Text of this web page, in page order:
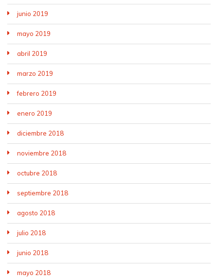
junio 2019
mayo 2019
abril 2019
marzo 2019
febrero 2019
enero 2019
diciembre 2018
noviembre 2018
octubre 2018
septiembre 2018
agosto 2018
julio 2018
junio 2018
mayo 2018